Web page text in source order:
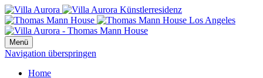
Menü
Navigation überspringen
Home